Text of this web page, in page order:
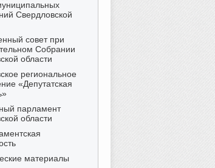
Свердловской
совет при
Собрании
области
региональное
«Депутатская
парламент
области
материалы